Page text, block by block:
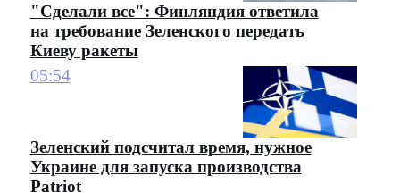
"Сделали все": Финляндия ответила
на требование Зеленского передать
Киеву ракеты
05:54
Зеленский подсчитал время, нужное
Украине для запуска производства
Patriot